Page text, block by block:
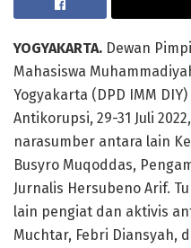
YOGYAKARTA. Dewan
Mahasiswa
Yogyakarta (DPD IMM
Antikorupsi, 29-31 Juli
narasumber antara lain
Busyro Muqoddas,
Jurnalis Hersubeno Arif.
lain pengiat dan aktivis
Muchtar, Febri Diansyah,